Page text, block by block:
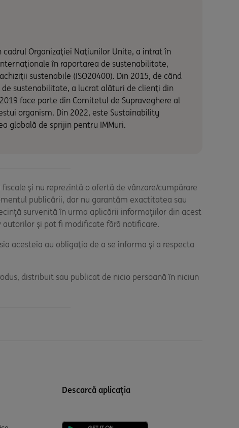
Organizației Națiunilor Unite, a intrat în
în raportarea de sustenabilitate,
sustenabile (ISO20400). Din 2015, de când
sustenabilitate, a lucrat alături de clienți din
face parte din Comitetul de Supraveghere al
organism. Din 2022, este Sustainability
globală de sprijin pentru IMMuri.
și nu reprezintă o ofertă de vânzare/cumpărare
publicării, dar nu garantăm exactitatea sau
survenită în urma aplicării informațiilor din acest
autorilor și pot fi modificate fără notificare.
acesteia au obligația de a se informa și a respecta
distribuit sau publicat de nicio persoană în niciun
Descarcă aplicația